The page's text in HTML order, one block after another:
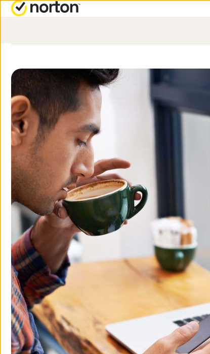
ALT-I-ETT-
Norton™ 360
Norton 360
Alle produkter og